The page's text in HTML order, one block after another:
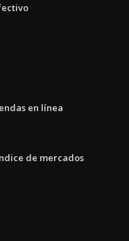
en línea
de mercados